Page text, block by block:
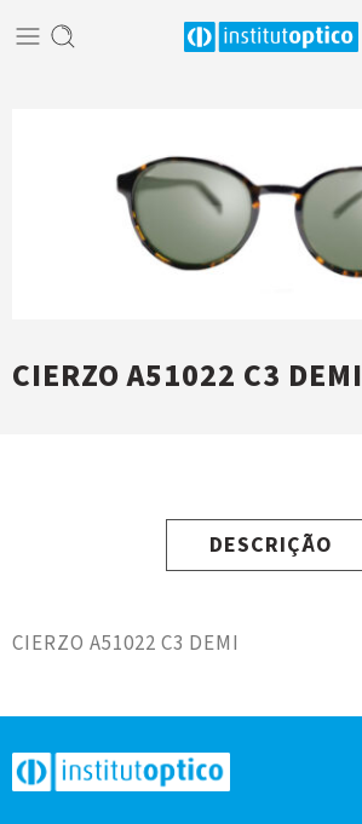
CIERZO A51022 C3 DEMI
DESCRIÇÃO
CIERZO A51022 C3 DEMI